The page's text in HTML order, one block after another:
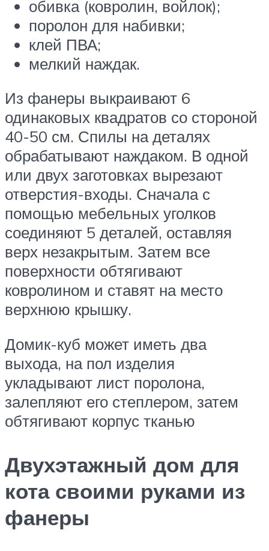
обивка (ковролин, войлок);
поролон для набивки;
клей ПВА;
мелкий наждак.
Из фанеры выкраивают 6
одинаковых квадратов со стороной
40-50 см. Спилы на деталях
обрабатывают наждаком. В одной
или двух заготовках вырезают
отверстия-входы. Сначала с
помощью мебельных уголков
соединяют 5 деталей, оставляя
верх незакрытым. Затем все
поверхности обтягивают
ковролином и ставят на место
верхнюю крышку.
Домик-куб может иметь два
выхода, на пол изделия
укладывают лист поролона,
залепляют его степлером, затем
обтягивают корпус тканью
Двухэтажный дом для
кота своими руками из
фанеры